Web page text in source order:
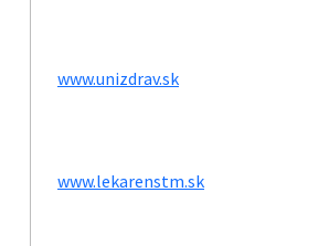
www.unizdrav.sk
www.lekarenstm.sk